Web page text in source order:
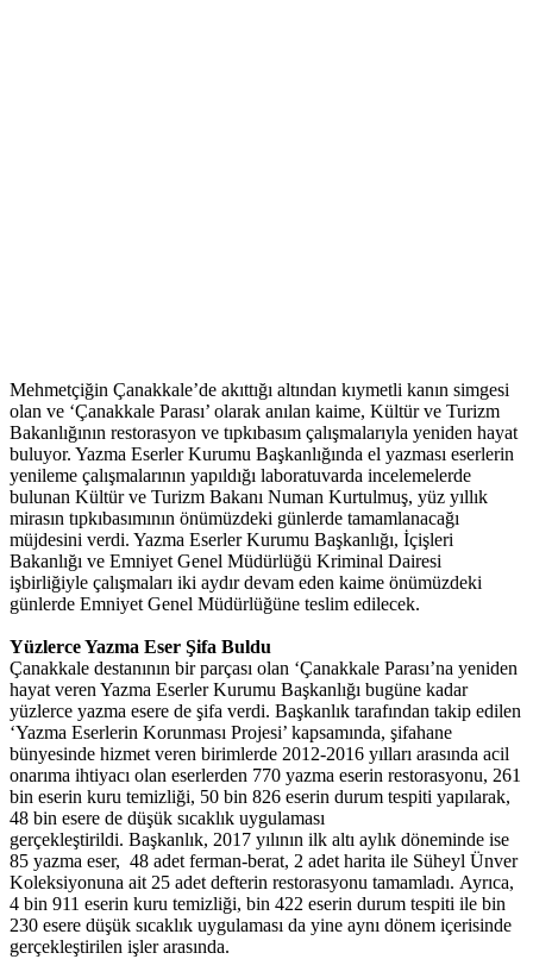
Mehmetçiğin Çanakkale’de akıttığı altından kıymetli kanın simgesi
olan ve ‘Çanakkale Parası’ olarak anılan kaime, Kültür ve Turizm
Bakanlığının restorasyon ve tıpkıbasım çalışmalarıyla yeniden hayat
buluyor. Yazma Eserler Kurumu Başkanlığında el yazması eserlerin
yenileme çalışmalarının yapıldığı laboratuvarda incelemelerde
bulunan Kültür ve Turizm Bakanı Numan Kurtulmuş, yüz yıllık
mirasın tıpkıbasımının önümüzdeki günlerde tamamlanacağı
müjdesini verdi. Yazma Eserler Kurumu Başkanlığı, İçişleri
Bakanlığı ve Emniyet Genel Müdürlüğü Kriminal Dairesi
işbirliğiyle çalışmaları iki aydır devam eden kaime önümüzdeki
günlerde Emniyet Genel Müdürlüğüne teslim edilecek.
Yüzlerce Yazma Eser Şifa Buldu
Çanakkale destanının bir parçası olan ‘Çanakkale Parası’na yeniden
hayat veren Yazma Eserler Kurumu Başkanlığı bugüne kadar
yüzlerce yazma esere de şifa verdi. Başkanlık tarafından takip edilen
‘Yazma Eserlerin Korunması Projesi’ kapsamında, şifahane
bünyesinde hizmet veren birimlerde 2012-2016 yılları arasında acil
onarıma ihtiyacı olan eserlerden 770 yazma eserin restorasyonu, 261
bin eserin kuru temizliği, 50 bin 826 eserin durum tespiti yapılarak,
48 bin esere de düşük sıcaklık uygulaması
gerçekleştirildi. Başkanlık, 2017 yılının ilk altı aylık döneminde ise
85 yazma eser, 48 adet ferman-berat, 2 adet harita ile Süheyl Ünver
Koleksiyonuna ait 25 adet defterin restorasyonu tamamladı. Ayrıca,
4 bin 911 eserin kuru temizliği, bin 422 eserin durum tespiti ile bin
230 esere düşük sıcaklık uygulaması da yine aynı dönem içerisinde
gerçekleştirilen işler arasında.